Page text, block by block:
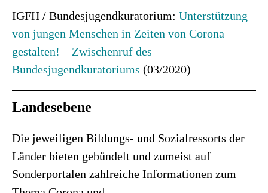
IGFH / Bundesjugendkuratorium: Unterstützung
von jungen Menschen in Zeiten von Corona
gestalten! – Zwischenruf des
Bundesjugendkuratoriums (03/2020)
Landesebene
Die jeweiligen Bildungs- und Sozialressorts der
Länder bieten gebündelt und zumeist auf
Sonderportalen zahlreiche Informationen zum